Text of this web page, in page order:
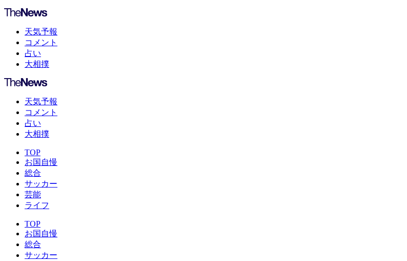
天気予報
コメント
占い
大相撲
天気予報
コメント
占い
大相撲
TOP
お国自慢
総合
サッカー
芸能
ライフ
TOP
お国自慢
総合
サッカー